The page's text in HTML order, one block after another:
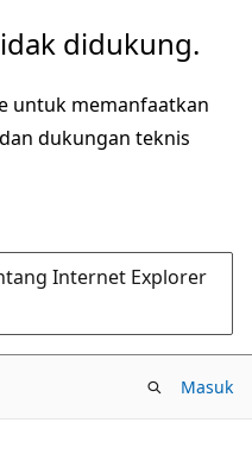
didukung.
untuk memanfaatkan
dukungan teknis
Internet Explorer
Masuk